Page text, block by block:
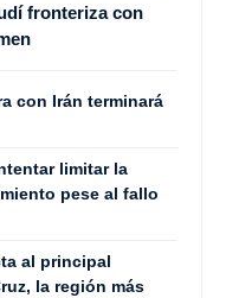
fronteriza con
con Irán terminará
limitar la
pese al fallo
al principal
la región más